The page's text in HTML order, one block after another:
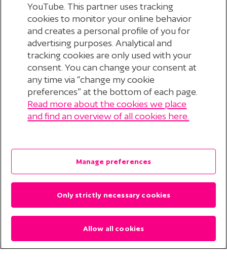
pensioenfonds wilt meenemen naar StiPP? Kijk dan
op onze paginawaardeoverdracht.
© 2026 Stichting Pensioenfonds voor
Disclaimer
Privacyverklaring
Cookieverklaring
Cookie Preferences
YouTube. This partner uses tracking
cookies to monitor your online behavior
and creates a personal profile of you for
advertising purposes. Analytical and
tracking cookies are only used with your
consent. You can change your consent at
any time via “change my cookie
preferences” at the bottom of each page.
Read more about the cookies we place
and find an overview of all cookies here.
Manage preferences
Only strictly necessary cookies
Allow all cookies